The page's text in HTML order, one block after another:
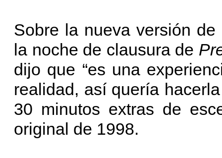
Sobre la nueva versión
la noche de clausura de
dijo que “es una
realidad, así quería
30 minutos extras de
original de 1998.